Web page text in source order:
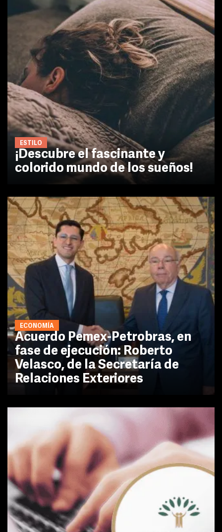
ESTILO
¡Descubre el fascinante y
colorido mundo de los sueños!
ECONOMÍA
Acuerdo Pemex-Petrobras, en
fase de ejecución: Roberto
Velasco, de la Secretaría de
Relaciones Exteriores